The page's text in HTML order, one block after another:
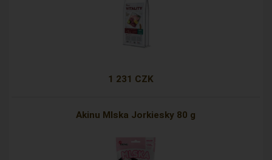
1 231 CZK
Akinu Mlska Jorkiesky 80 g